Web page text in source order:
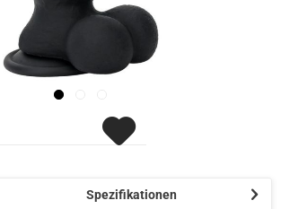
Spezifikationen